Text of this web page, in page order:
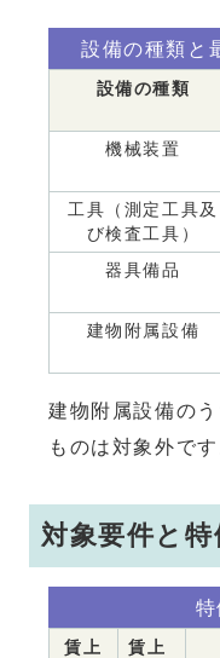
設備の種類と
設備の種類
機械装置
工具（測定工具及
び検査工具）
器具備品
建物附属設備
建物附属設備の
ものは対象外です
対象要件と特
特
賃上
賃上